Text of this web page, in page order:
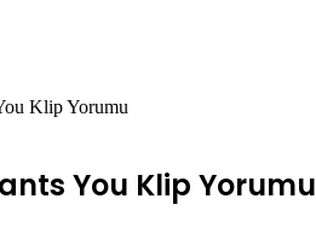
Klip Yorumu
You Klip Yorumu